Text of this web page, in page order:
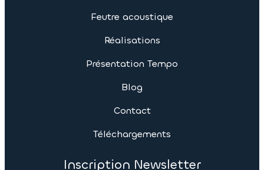
Feutre acoustique
Réalisations
Présentation Tempo
Blog
Contact
Téléchargements
Inscription Newsletter